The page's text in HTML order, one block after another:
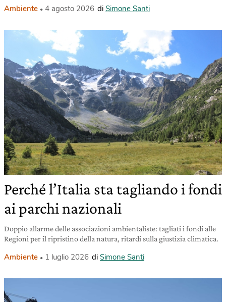
Ambiente 4 agosto 2026 di Simone Santi
Perché l’Italia sta tagliando i fondi
ai parchi nazionali
Doppio allarme delle associazioni ambientaliste: tagliati i fondi alle
Regioni per il ripristino della natura, ritardi sulla giustizia climatica.
Ambiente 1 luglio 2026 di Simone Santi